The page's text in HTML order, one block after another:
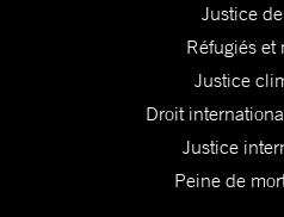
Justice
Réfugiés et
Justice
Droit
Justice
Peine de